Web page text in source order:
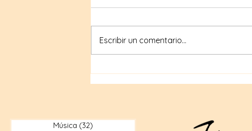
Tiendas en línea para
Escribir un comentario...
Música (32)